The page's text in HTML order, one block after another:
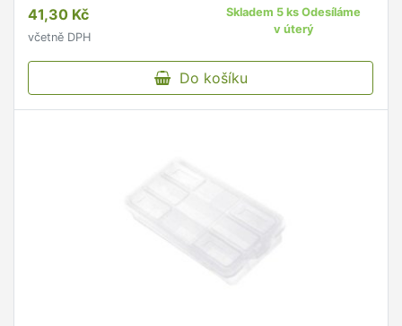
41,30 Kč
včetně DPH
Skladem 5 ks Odesíláme
v úterý
Do košíku